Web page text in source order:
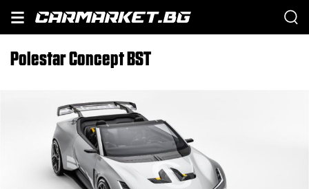
Polestar Concept BST